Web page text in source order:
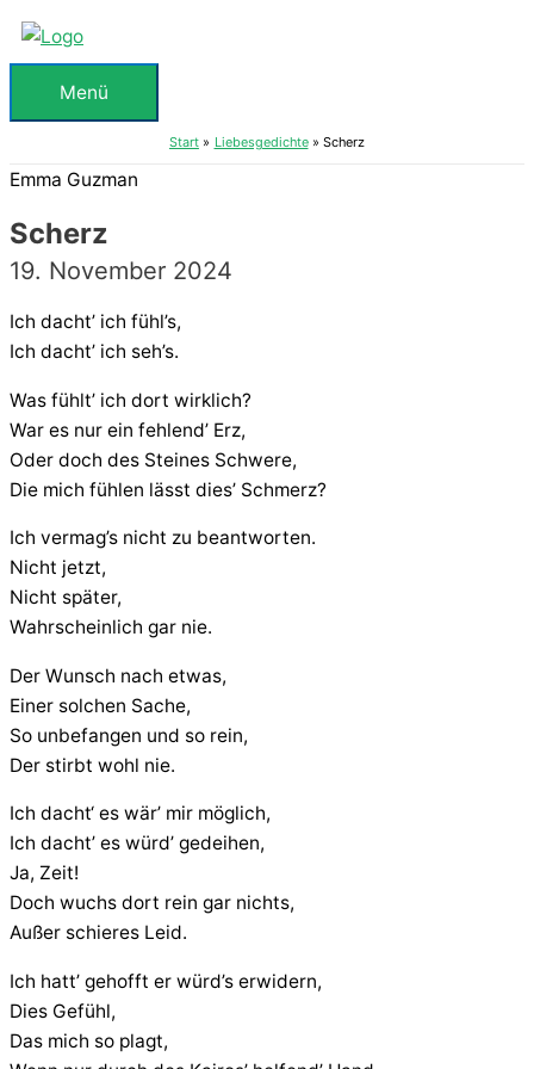
Zum
Inhalt
springenMenü
Menü
Start Liebesgedichte Scherz
Emma Guzman
Scherz
19. November 2024
Ich dacht’ ich fühl’s,
Ich dacht’ ich seh’s.
Was fühlt’ ich dort wirklich?
War es nur ein fehlend’ Erz,
Oder doch des Steines Schwere,
Die mich fühlen lässt dies’ Schmerz?
Ich vermag’s nicht zu beantworten.
Nicht jetzt,
Nicht später,
Wahrscheinlich gar nie.
Der Wunsch nach etwas,
Einer solchen Sache,
So unbefangen und so rein,
Der stirbt wohl nie.
Ich dacht‘ es wär’ mir möglich,
Ich dacht’ es würd’ gedeihen,
Ja, Zeit!
Doch wuchs dort rein gar nichts,
Außer schieres Leid.
Ich hatt’ gehofft er würd’s erwidern,
Dies Gefühl,
Das mich so plagt,